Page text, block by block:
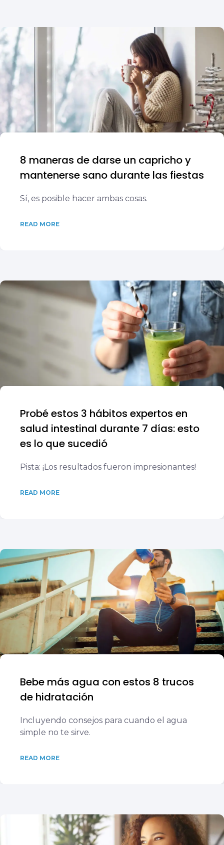
8 maneras de darse un capricho y
mantenerse sano durante las fiestas
Sí, es posible hacer ambas cosas.
READ MORE
Probé estos 3 hábitos expertos en
salud intestinal durante 7 días: esto
es lo que sucedió
Pista: ¡Los resultados fueron impresionantes!
READ MORE
Bebe más agua con estos 8 trucos
de hidratación
Incluyendo consejos para cuando el agua
simple no te sirve.
READ MORE